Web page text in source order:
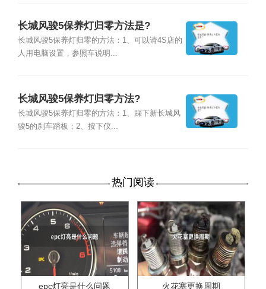
长城风骏5保养灯归零方法是?
长城风骏5保养灯归零的方法：1、可以请4S店的
人用电脑设置，参照车说明...
长城风骏5保养灯归零方法?
长城风骏5保养灯归零的方法：1、踩下新长城风
骏5的刹车踏板；2、按下仪...
热门阅读
epc灯亮是什么问题 火花塞更换周期